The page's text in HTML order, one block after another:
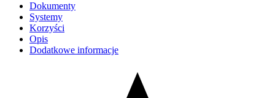
Dokumenty
Systemy
Korzyści
Opis
Dodatkowe informacje